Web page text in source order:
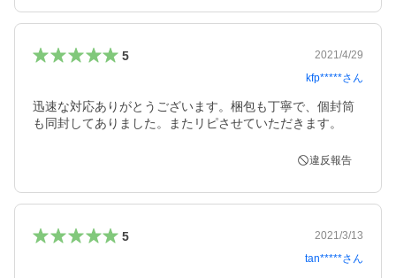
5
2021/4/29
kfp*****さん
迅速な対応ありがとうございます。梱包も丁寧で、個封筒
も同封してありました。またリピさせていただきます。
違反報告
5
2021/3/13
tan*****さん